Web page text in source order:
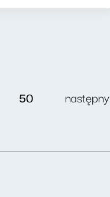
50 następny